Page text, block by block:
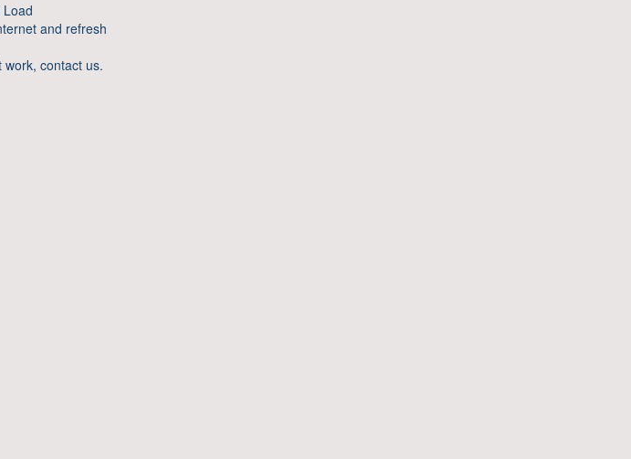
Load
and refresh
work, contact us.